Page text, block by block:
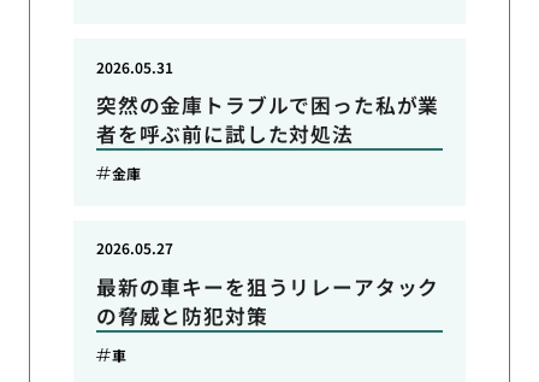
突然の金庫トラブルで困った私が業
者を呼ぶ前に試した対処法
2026.05.31
金庫
最新の車キーを狙うリレーアタック
の脅威と防犯対策
2026.05.27
車